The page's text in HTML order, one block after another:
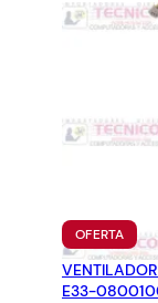
OFERTA
EN
E33-